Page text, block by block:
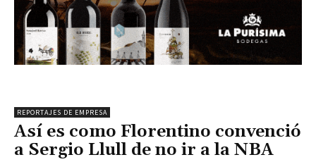
REPORTAJES DE EMPRESA
Así es como Florentino convenció
a Sergio Llull de no ir a la NBA